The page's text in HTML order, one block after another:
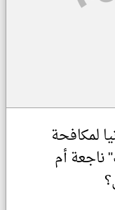
لمكافحة
ناجعة أم